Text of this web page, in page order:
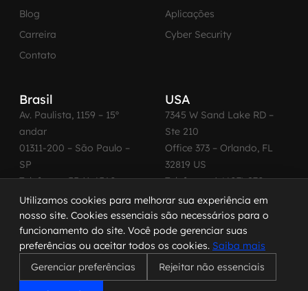
Blog
Carreira
Contato
Aplicações
Cyber Security
Brasil
Av. Paulista, 1159 – 15º
andar
01311-200 – São Paulo –
SP
Telefone: +55 11 4560-
2600
USA
7345 W Sand Lake RD –
Ste 210
Office 373 – Orlando, FL
32819 US
Telefone: +1 (407) 270-
3065
© 2026 MadeinWeb. Todos os direitos reservados.
Termo de Uso | Política de Privacidade |
Utilizamos cookies para melhorar sua experiência em
nosso site. Cookies essenciais são necessários para o
funcionamento do site. Você pode gerenciar suas
preferências ou aceitar todos os cookies. Saiba mais
Gerenciar preferências
Rejeitar não essenciais